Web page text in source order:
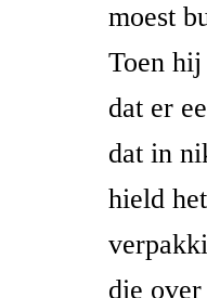
moest
Toen
dat er
dat in
hield
die